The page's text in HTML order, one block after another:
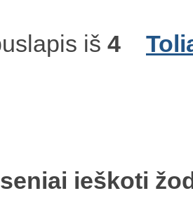
iš 4
ieškoti